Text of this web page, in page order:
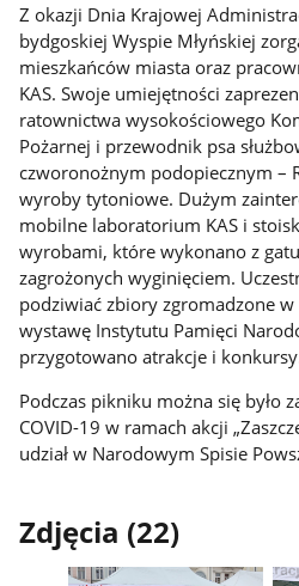
Z okazji Dnia Krajowej
bydgoskiej Wyspie Młyńskiej
mieszkańców miasta oraz
KAS. Swoje umiejętności
ratownictwa wysokościowego
Pożarnej i przewodnik psa
czworonożnym podopiecznym –
wyroby tytoniowe. Dużym
mobilne laboratorium KAS i
wyrobami, które wykonano z
zagrożonych wyginięciem.
podziwiać zbiory zgromadzone
wystawę Instytutu Pamięci
przygotowano atrakcje i
Podczas pikniku można się było
COVID-19 w ramach akcji
udział w Narodowym Spisie
Zdjęcia (22)